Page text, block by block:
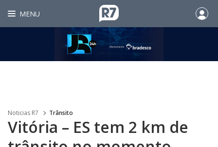
MENU
Noticias R7 Trânsito
Vitória – ES tem 2 km de